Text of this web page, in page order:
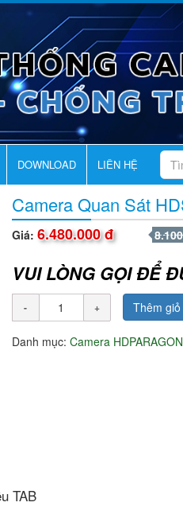
DOWNLOAD LIÊN HỆ
Camera Quan Sát
Giá: 6.480.000 đ
VUI LÒNG GỌI ĐỂ
Thêm
Danh mục: Camera HDPARAGON
TAB